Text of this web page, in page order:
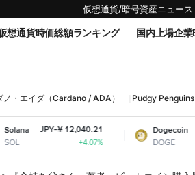
仮想通貨/暗号資産ニュー
想通貨時価総額ランキング 国内上場企
ノ・エイダ（Cardano / ADA） Pudgy Penguins
¥ 12,040.21
Dogecoin
DOGE
JPY-¥ 11.23
+2.45%